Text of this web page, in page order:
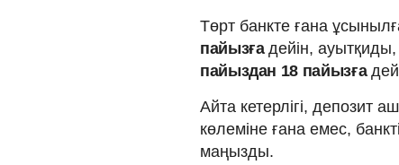
Төрт банкте ғана
пайызғадейін,
пайыздан 18 пайызға
Айта кетерлігі, депозит
көлеміне ғана емес,
маңызды.